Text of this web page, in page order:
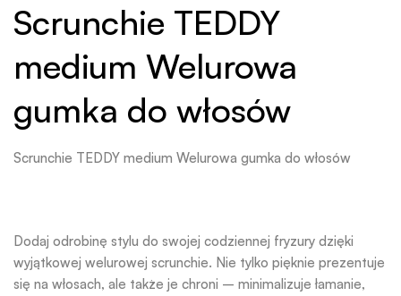
Scrunchie TEDDY
medium Welurowa
gumka do włosów
Scrunchie TEDDY medium Welurowa gumka do włosów
Dodaj odrobinę stylu do swojej codziennej fryzury dzięki
wyjątkowej welurowej scrunchie. Nie tylko pięknie prezentuje
się na włosach, ale także je chroni – minimalizuje łamanie,